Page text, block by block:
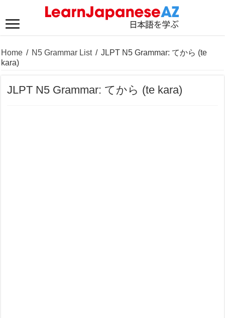
Home / N5 Grammar List / JLPT N5 Grammar: てから (te
kara)
JLPT N5 Grammar: てから (te kara)